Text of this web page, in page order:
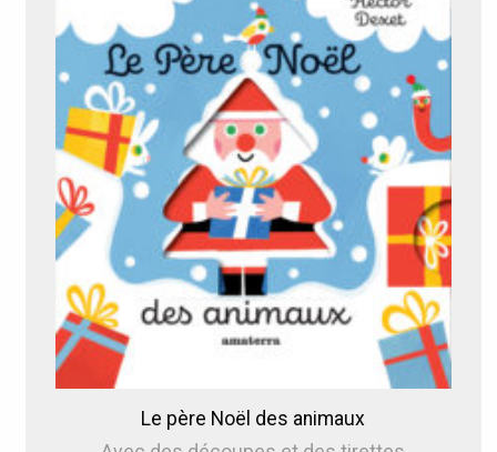
Le père Noël des animaux